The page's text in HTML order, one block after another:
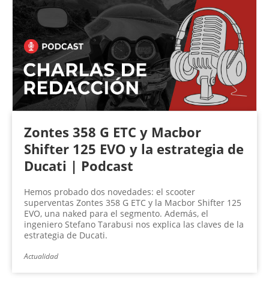
Zontes 358 G ETC y Macbor
Shifter 125 EVO y la estrategia de
Ducati | Podcast
Hemos probado dos novedades: el scooter
superventas Zontes 358 G ETC y la Macbor Shifter 125
EVO, una naked para el segmento. Además, el
ingeniero Stefano Tarabusi nos explica las claves de la
estrategia de Ducati.
Actualidad